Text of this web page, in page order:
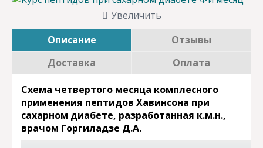
Увеличить
Описание
Отзывы
Доставка
Оплата
Схема четвертого месяца комплесного
применения пептидов Хавинсона при
сахарном диабете, разработанная к.м.н.,
врачом Горгиладзе Д.А.